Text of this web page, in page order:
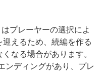
プレーヤーの選択によ
えるため、続編を作る
なる場合があります。
ンディングがあり、プレ